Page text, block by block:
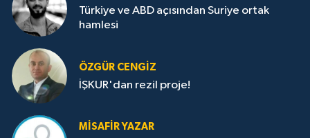
Türkiye ve ABD açısından Suriye ortak
hamlesi
ÖZGÜR CENGIZ
İŞKUR'dan rezil proje!
MISAFIR YAZAR